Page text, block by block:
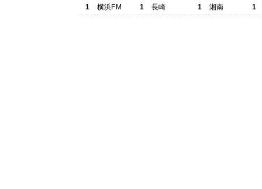
1
横浜FM 1 長崎
1
湘南 1